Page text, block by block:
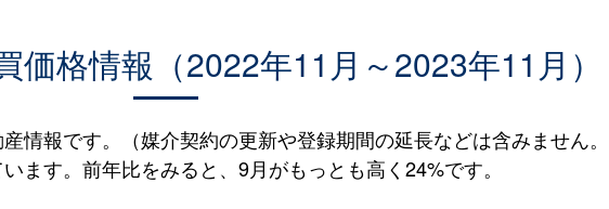
価格情報（2022年11月～2023年11月）
情報です。（媒介契約の更新や登録期間の延長などは含みません
ます。前年比をみると、9月がもっとも高く24%です。